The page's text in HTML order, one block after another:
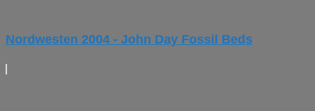
Nordwesten 2004 - John Day Fossil Beds